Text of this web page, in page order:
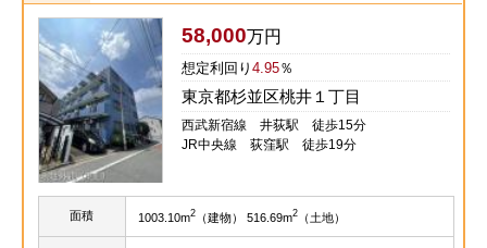
58,000万円
想定利回り4.95％
東京都杉並区桃井１丁目
西武新宿線 井荻駅 徒歩15分
JR中央線 荻窪駅 徒歩19分
面積 1003.10m2（建物） 516.69m2（土地）